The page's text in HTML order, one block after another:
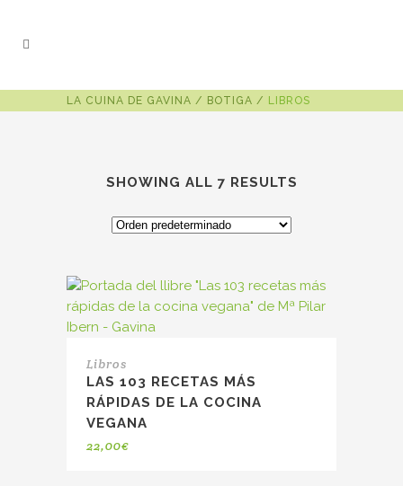
LA CUINA DE GAVINA / BOTIGA / LIBROS
SHOWING ALL 7 RESULTS
Libros
LAS 103 RECETAS MÁS
RÁPIDAS DE LA COCINA
VEGANA
22,00€